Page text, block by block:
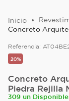
Concreto
Referencia:
20%
Concreto
Piedra Rejilla
309 un